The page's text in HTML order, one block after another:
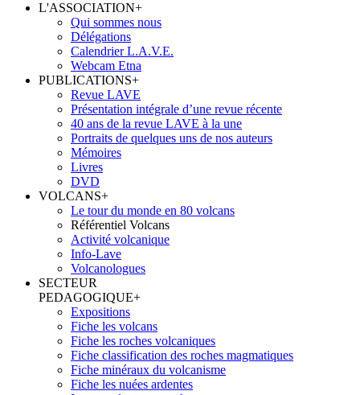
L'ASSOCIATION+
Qui sommes nous
Délégations
Calendrier L.A.V.E.
Webcam Etna
PUBLICATIONS+
Revue LAVE
Présentation intégrale d’une revue récente
40 ans de la revue LAVE à la une
Portraits de quelques uns de nos auteurs
Mémoires
Livres
DVD
VOLCANS+
Le tour du monde en 80 volcans
Référentiel Volcans
Activité volcanique
Info-Lave
Volcanologues
SECTEUR
PEDAGOGIQUE+
Expositions
Fiche les volcans
Fiche les roches volcaniques
Fiche classification des roches magmatiques
Fiche minéraux du volcanisme
Fiche les nuées ardentes